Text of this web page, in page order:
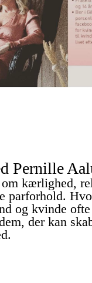
Pernille
kærlighed,
parforhold.
og kvinde
der kan